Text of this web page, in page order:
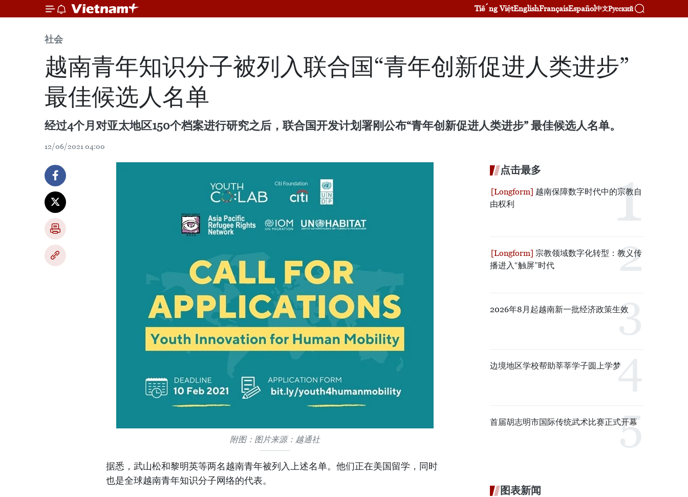
Tiếng ViệtEnglishFrançaisEspañol中文Русский
社会
越南青年知识分子被列入联合国“青年创新促进人类进步”
最佳候选人名单
经过4个月对亚太地区150个档案进行研究之后，联合国开发计划署刚公布“青年创新促进人类进步” 最佳候选人名单。
12/06/2021 04:00
附图：图片来源：越通社
据悉，武山松和黎明英等两名越南青年被列入上述名单。他们正在美国留学，同时
也是全球越南青年知识分子网络的代表。
点击最多
越南保障数字时代中的宗教自
由权利
宗教领域数字化转型：教义传
播进入“触屏”时代
2026年8月起越南新一批经济政策生效
边境地区学校帮助莘莘学子圆上学梦
首届胡志明市国际传统武术比赛正式开幕
图表新闻